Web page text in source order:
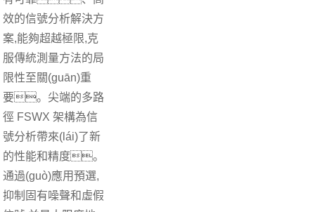
效的信號分析解決方
案,能夠超越極限,克
服傳統測量方法的局
限性至關(guān)重
要。尖端的多路
徑 FSWX 架構為信
號分析帶來(lái)了新
的性能和精度。
通過(guò)應用預選,
抑制固有噪聲和虛假